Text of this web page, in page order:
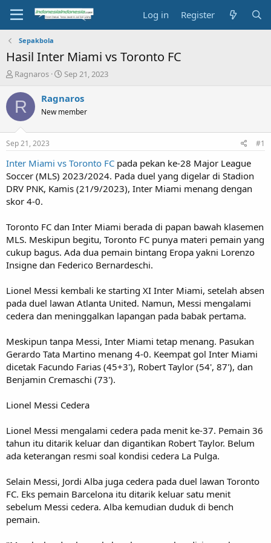
Log in Register
Sepakbola
Hasil Inter Miami vs Toronto FC
T
r
e
a
t
a
t
e
r
Ragnaros
S
a
t
e
Sep 21, 2023
R Ragnaros
New member
Sep 21, 2023 #1
Inter Miami vs Toronto FC pada pekan ke-28 Major League
Soccer (MLS) 2023/2024. Pada duel yang digelar di Stadion
DRV PNK, Kamis (21/9/2023), Inter Miami menang dengan
skor 4-0.
Toronto FC dan Inter Miami berada di papan bawah klasemen
MLS. Meskipun begitu, Toronto FC punya materi pemain yang
cukup bagus. Ada dua pemain bintang Eropa yakni Lorenzo
Insigne dan Federico Bernardeschi.
Lionel Messi kembali ke starting XI Inter Miami, setelah absen
pada duel lawan Atlanta United. Namun, Messi mengalami
cedera dan meninggalkan lapangan pada babak pertama.
Meskipun tanpa Messi, Inter Miami tetap menang. Pasukan
Gerardo Tata Martino menang 4-0. Keempat gol Inter Miami
dicetak Facundo Farias (45+3'), Robert Taylor (54', 87'), dan
Benjamin Cremaschi (73').
Lionel Messi Cedera
Lionel Messi mengalami cedera pada menit ke-37. Pemain 36
tahun itu ditarik keluar dan digantikan Robert Taylor. Belum
ada keterangan resmi soal kondisi cedera La Pulga.
Selain Messi, Jordi Alba juga cedera pada duel lawan Toronto
FC. Eks pemain Barcelona itu ditarik keluar satu menit
sebelum Messi cedera. Alba kemudian duduk di bench
pemain.